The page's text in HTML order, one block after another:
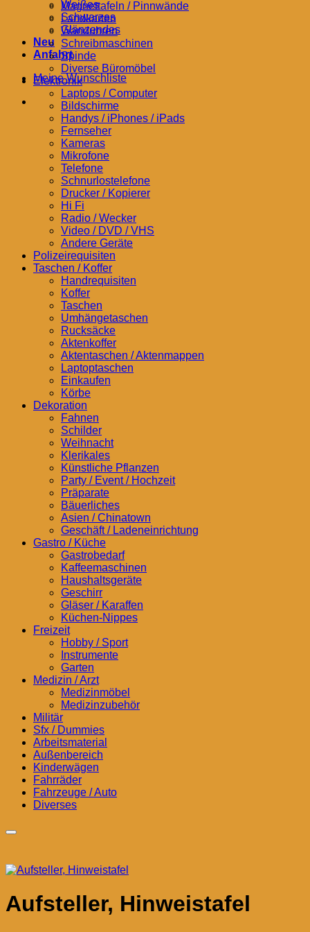
Weißes
Schwarzes
Glänzendes
Neu
Anfahrt
Meine Wunschliste
Magnettafeln / Pinnwände
Landkarten
Wanduhren
Schreibmaschinen
Spinde
Diverse Büromöbel
Elektronik
Laptops / Computer
Bildschirme
Handys / iPhones / iPads
Fernseher
Kameras
Mikrofone
Telefone
Schnurlostelefone
Drucker / Kopierer
Hi Fi
Radio / Wecker
Video / DVD / VHS
Andere Geräte
Polizeirequisiten
Taschen / Koffer
Handrequisiten
Koffer
Taschen
Umhängetaschen
Rucksäcke
Aktenkoffer
Aktentaschen / Aktenmappen
Laptoptaschen
Einkaufen
Körbe
Dekoration
Fahnen
Schilder
Weihnacht
Klerikales
Künstliche Pflanzen
Party / Event / Hochzeit
Präparate
Bäuerliches
Asien / Chinatown
Geschäft / Ladeneinrichtung
Gastro / Küche
Gastrobedarf
Kaffeemaschinen
Haushaltsgeräte
Geschirr
Gläser / Karaffen
Küchen-Nippes
Freizeit
Hobby / Sport
Instrumente
Garten
Medizin / Arzt
Medizinmöbel
Medizinzubehör
Militär
Sfx / Dummies
Arbeitsmaterial
Außenbereich
Kinderwägen
Fahrräder
Fahrzeuge / Auto
Diverses
Aufsteller, Hinweistafel